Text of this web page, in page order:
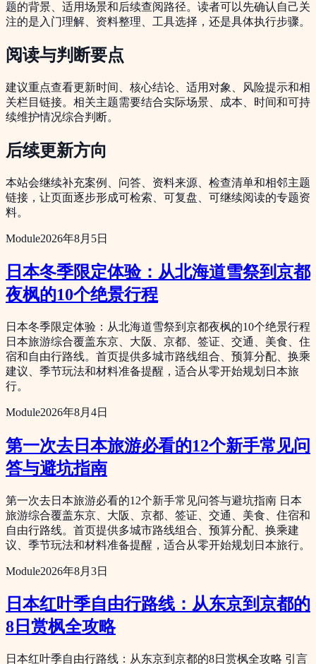
题的背景、适用场景和后续查阅路径。读者可以先确认自己关
注的是入门理解、资料整理、工具选择，还是具体执行步骤。
阅读与判断要点
建议重点查看更新时间、核心结论、适用对象、风险提示和相
关栏目链接。相关主题需要结合实际场景、成本、时间和可持
续维护情况综合判断。
后续更新方向
本站会继续补充案例、问答、资料来源、检查清单和相邻主题
链接，让页面逐步形成可检索、可复盘、可继续阅读的专题资
料。
Module2026年8月5日
日本冬季限定体验：从北海道雪祭到京都
夜枫的10个绝景行程
日本冬季限定体验：从北海道雪祭到京都夜枫的10个绝景行程
日本旅游综合覆盖东京、大阪、京都、签证、交通、美食、住
宿和自由行路线。首页提供多城市路线组合、预算分配、换乘
建议、季节玩法和材料准备提醒，适合从零开始规划日本旅
行。
Module2026年8月4日
第一次去日本旅游必看的12个新手常见问
答与避坑指南
第一次去日本旅游必看的12个新手常见问答与避坑指南 日本
旅游综合覆盖东京、大阪、京都、签证、交通、美食、住宿和
自由行路线。首页提供多城市路线组合、预算分配、换乘建
议、季节玩法和材料准备提醒，适合从零开始规划日本旅行。
Module2026年8月3日
日本红叶季自由行路线：从东京到京都的
8日赏枫全攻略
日本红叶季自由行路线：从东京到京都的8日赏枫全攻略 引言